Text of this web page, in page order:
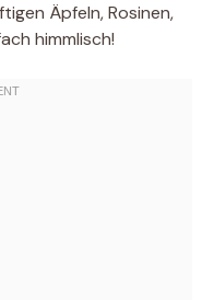
Äpfeln, Rosinen,
himmlisch!